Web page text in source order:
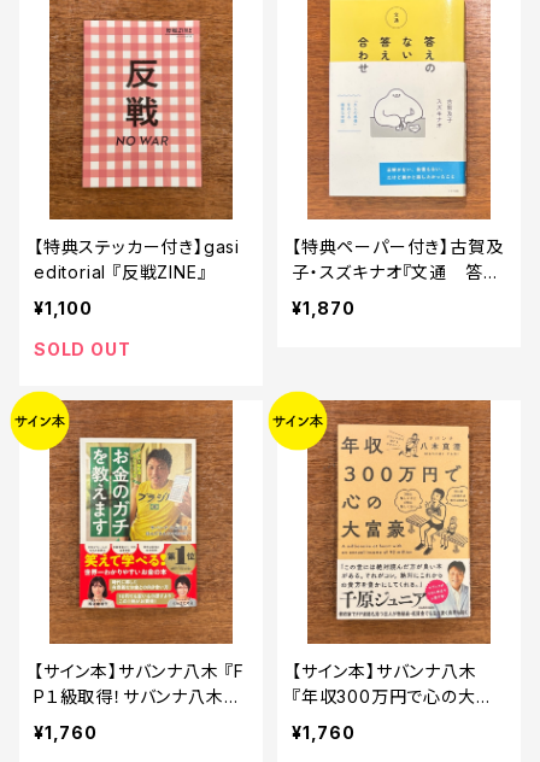
【特典ステッカー付き】gasi
editorial 『反戦ZINE』
¥1,100
SOLD OUT
【特典ペーパー付き】古賀及
子・スズキナオ『文通 答え
のない答え合わせ』
¥1,870
【サイン本】サバンナ八木 『F
P１級取得！サバンナ八木流
お金のガチを教えます』
¥1,760
【サイン本】サバンナ八木
『年収300万円で心の大富
豪』
¥1,760